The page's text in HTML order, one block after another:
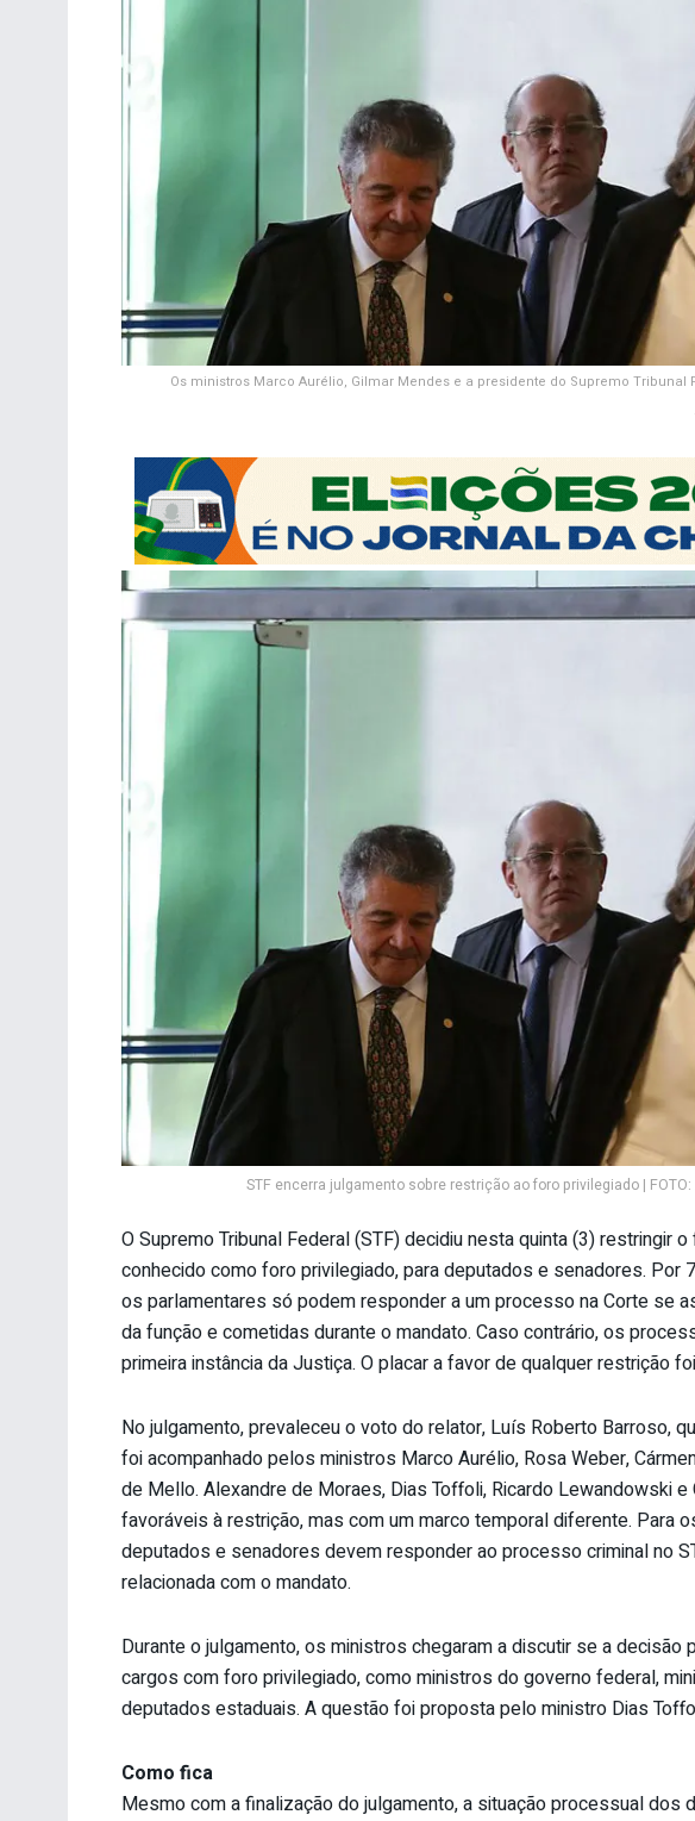
Os ministros Marco Aurélio, Gilmar Mendes e a presidente do Supremo Tribunal
STF encerra julgamento sobre restrição ao foro privilegiado |
O Supremo Tribunal Federal (STF) decidiu nesta quinta (3) restringir
conhecido como foro privilegiado, para deputados e senadores. Por
os parlamentares só podem responder a um processo na Corte se
da função e cometidas durante o mandato. Caso contrário, os
primeira instância da Justiça. O placar a favor de qualquer restrição
No julgamento, prevaleceu o voto do relator, Luís Roberto Barroso,
foi acompanhado pelos ministros Marco Aurélio, Rosa Weber,
de Mello. Alexandre de Moraes, Dias Toffoli, Ricardo Lewandowski
favoráveis à restrição, mas com um marco temporal diferente. Para
deputados e senadores devem responder ao processo criminal no
relacionada com o mandato.
Durante o julgamento, os ministros chegaram a discutir se a
cargos com foro privilegiado, como ministros do governo federal,
deputados estaduais. A questão foi proposta pelo ministro Dias
Como fica
Mesmo com a finalização do julgamento, a situação processual